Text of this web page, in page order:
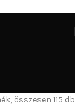
összesen 115 db